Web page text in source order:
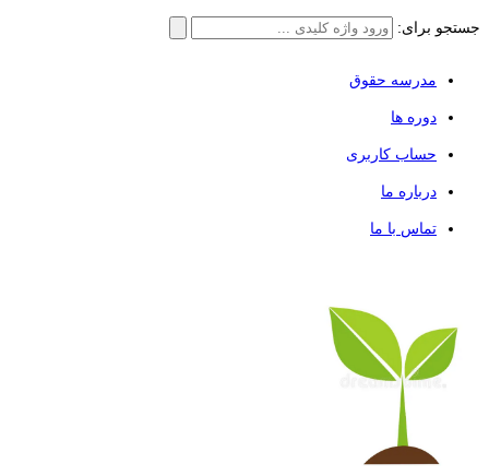
جستجو برای:
مدرسه حقوق
دوره ها
حساب کاربری
درباره ما
تماس با ما